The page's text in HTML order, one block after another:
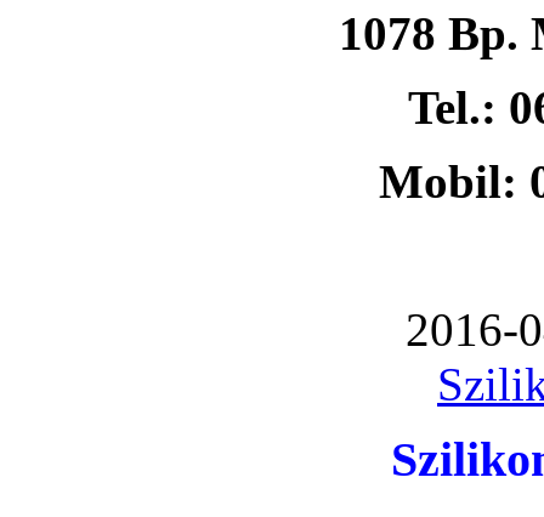
1078 Bp.
Tel.:
Mobil:
2016-